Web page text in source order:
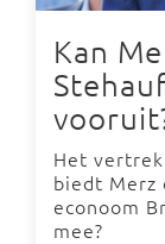
Kan
Het
biedt Merz
econoom
mee?